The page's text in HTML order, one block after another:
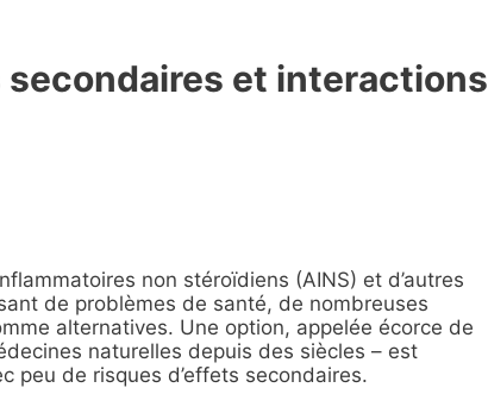
et interactions
non stéroïdiens (AINS) et d’autres
de problèmes de santé, de nombreuses
alternatives. Une option, appelée écorce de
naturelles depuis des siècles – est
peu de risques d’effets secondaires.